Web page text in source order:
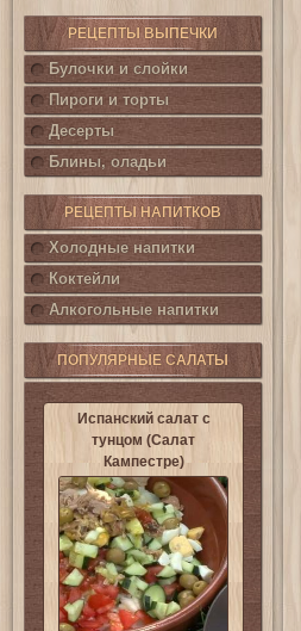
РЕЦЕПТЫ ВЫПЕЧКИ
Булочки и слойки
Пироги и торты
Десерты
Блины, оладьи
РЕЦЕПТЫ НАПИТКОВ
Холодные напитки
Коктейли
Алкогольные напитки
ПОПУЛЯРНЫЕ САЛАТЫ
Испанский салат с
тунцом (Салат
Кампестре)